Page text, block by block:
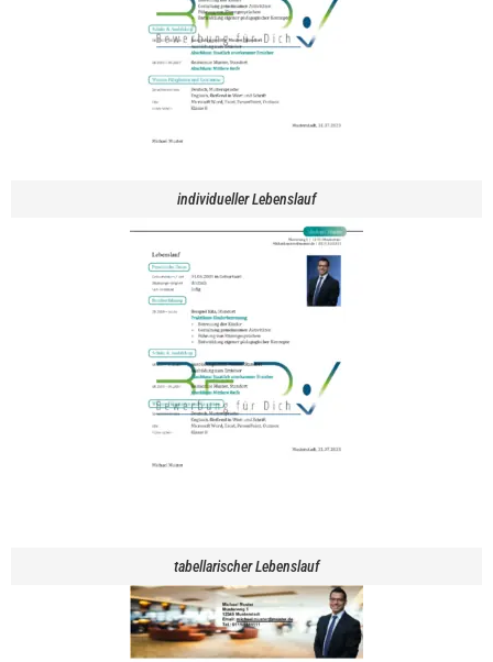
individueller Lebenslauf
tabellarischer Lebenslauf